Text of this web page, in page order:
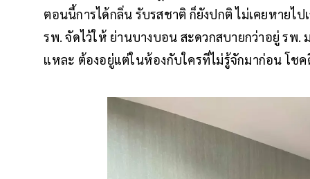
ตอนนี้การได้กลิ่น รับรสชาติ ก็ยังปกติ ไม่เคยหายไ
รพ. จัดไว้ให้ ย่านบางบอน สะดวกสบายกว่าอยู่ รพ
แหละ ต้องอยู่แต่ในห้องกับใครที่ไม่รู้จักมาก่อน โช